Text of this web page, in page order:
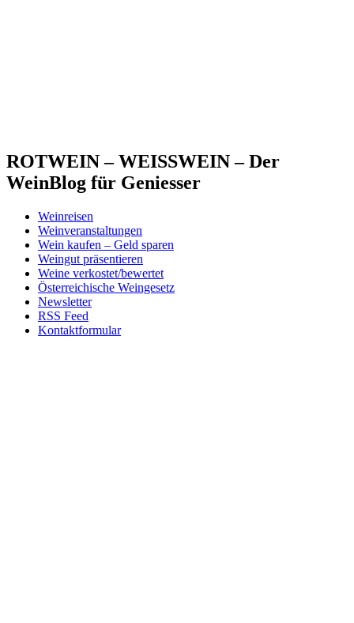
ROTWEIN – WEISSWEIN – Der
WeinBlog für Geniesser
Weinreisen
Weinveranstaltungen
Wein kaufen – Geld sparen
Weingut präsentieren
Weine verkostet/bewertet
Österreichische Weingesetz
Newsletter
RSS Feed
Kontaktformular